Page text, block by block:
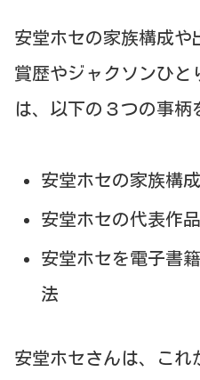
安堂ホセの家族構成や
賞歴やジャクソンひと
は、以下の３つの事柄
安堂ホセの家族構
安堂ホセの代表作
安堂ホセを電子書
法
安堂ホセさんは、これ